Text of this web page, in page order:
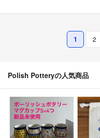
1 2
Polish Potteryの人気商品